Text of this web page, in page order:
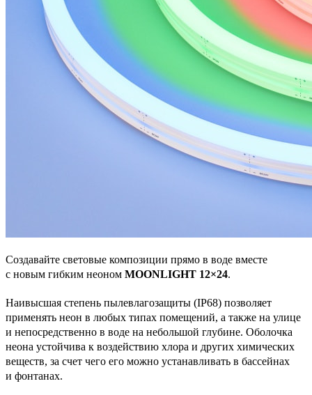
Создавайте световые композиции прямо в воде вместе
с новым гибким неоном MOONLIGHT 12×24.
Наивысшая степень пылевлагозащиты (IP68) позволяет
применять неон в любых типах помещений, а также на улице
и непосредственно в воде на небольшой глубине. Оболочка
неона устойчива к воздействию хлора и других химических
веществ, за счет чего его можно устанавливать в бассейнах
и фонтанах.